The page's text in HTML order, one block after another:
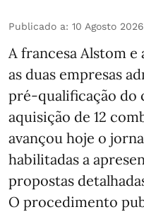
Publicado a: 10 Agosto
A francesa Alstom e
as duas empresas
pré‑qualificação do
aquisição de 12
avançou hoje o
habilitadas a
propostas
O procedimento